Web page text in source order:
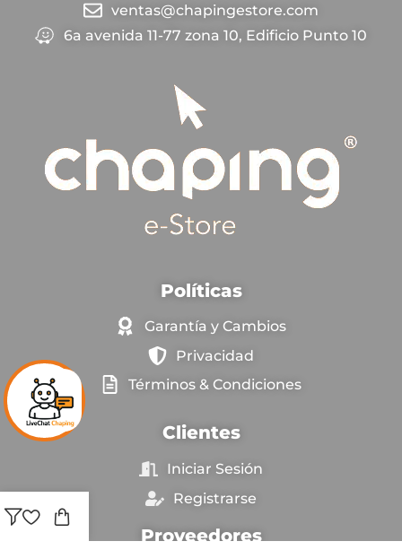
ventas@chapingestore.com
6a avenida 11-77 zona 10, Edificio Punto 10
Políticas
Garantía y Cambios
Privacidad
Términos & Condiciones
Clientes
Iniciar Sesión
Registrarse
Proveedores